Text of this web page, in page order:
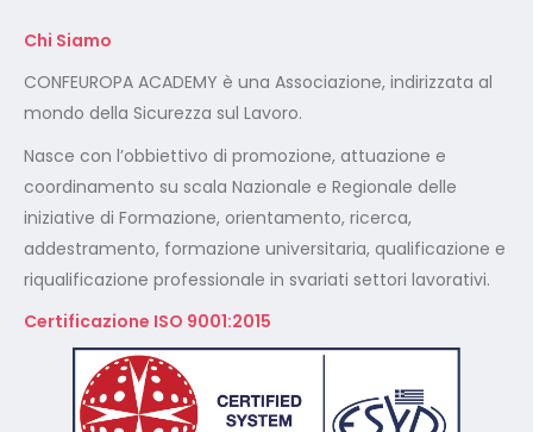
iniziative di Formazione, orientamento, ricerca,
addestramento, formazione universitaria, qualificazione e
riqualificazione professionale in svariati settori lavorativi.
Certificazione ISO 9001:2015
Certificazione ISO 14001:2015